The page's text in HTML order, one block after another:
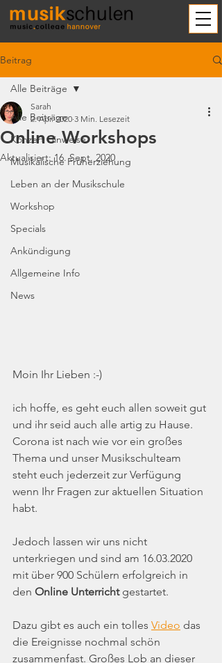
Beitrag
Alle Beiträge
Konzert Hinweise
Musikalische Früherziehung
Leben an der Musikschule
Workshop
Specials
Ankündigung
Allgemeine Info
News
Alle Beiträge
Online Workshops
Sarah
2. Apr. 2020 3 Min. Lesezeit
Aktualisiert: 16. Sept. 2020
Moin Ihr Lieben :-)
ich hoffe, es geht euch allen soweit gut
und ihr seid auch alle artig zu Hause.
Corona ist nach wie vor ein großes
Thema und unser Musikschulteam
steht euch jederzeit zur Verfügung
wenn Ihr Fragen zur aktuellen Situation
habt.
Jedoch lassen wir uns nicht
unterkriegen und sind am 16.03.2020
mit über 900 Schülern erfolgreich in
den Online Unterricht gestartet.
Dazu gibt es auch ein tolles Video das
die Ereignisse nochmal schön
zusammenfast. Großes Lob an dieser